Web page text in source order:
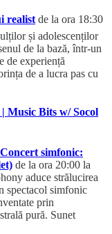
realist de la ora 18:30
și adolescenților
de la bază, într-un
de experiență
de a lucra pas cu
Music Bits w/ Socol
simfonic:
de la ora 20:00 la
aduce strălucirea
spectacol simfonic
prin
pură. Sunet